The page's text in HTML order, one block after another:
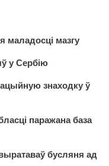
маладосці мазгу
у Сербію
знаходку ў
паражана база
бусляня ад